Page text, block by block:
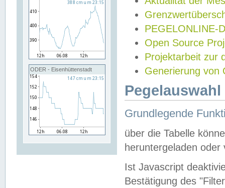
ODER - Eisenhüttenstadt
PEGELONLINE-
Open Source
Projektarbeit zur
Generierung von
Grundlegende
über die Tabelle
heruntergeladen oder
Ist Javascript
Bestätigung des